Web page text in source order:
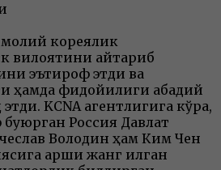
кореялик
вилоятини қайтариб
эътироф этди ва
ҳамда фидойилиги абадий
этди. KCNA агентлигига кўра,
Россия Давлат
Володин ҳам Ким Чен
қарши жанг қилган